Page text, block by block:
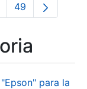
TAB to Pages
Orrialdea
49
para la